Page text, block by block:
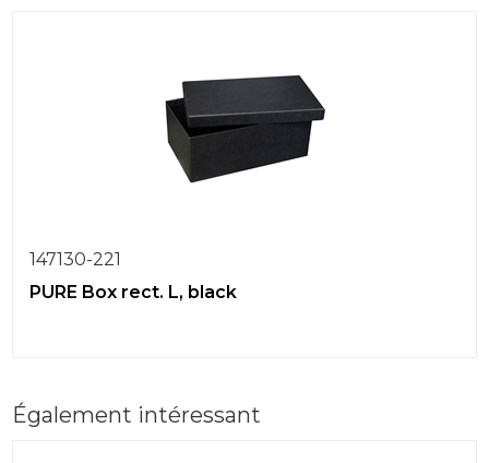
147130-221
PURE Box rect. L, black
Également intéressant